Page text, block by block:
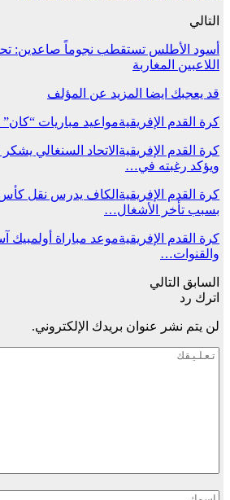
التالي
أسود الأطلس تستقطب نجوماً صاعدين:
اللاعبين المغاربة
قد يعجبك ايضا المزيد عن المؤلف
كرة القدم الإفريقيةمواعيد مباريات “كان” 2027
كرة القدم الإفريقية الاتحاد السنغالي
ويؤكد رغبته في…
كرة القدم الإفريقية
بسبب تأخر الأشغال…
كرة القدم الإفريقيةموعد مباراة أولمبيك
والقنوات…
السابق التالي
اترك رد
لن يتم نشر عنوان بريدك الإلكتروني.